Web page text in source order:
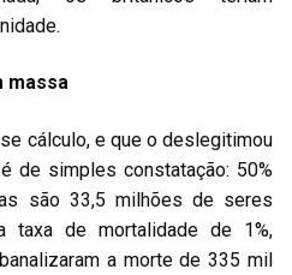
massa
cálculo, e que o deslegitimou
de simples constatação: 50%
são 33,5 milhões de seres
taxa de mortalidade de 1%,
a morte de 335 mil